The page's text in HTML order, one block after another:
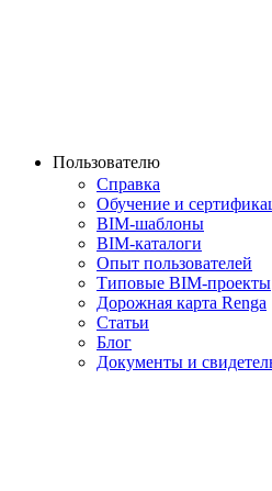
Пользователю
Справка
Обучение и
BIM-шаблоны
BIM-каталоги
Опыт пользователей
Типовые BIM-проекты
Дорожная карта Renga
Статьи
Блог
Документы и